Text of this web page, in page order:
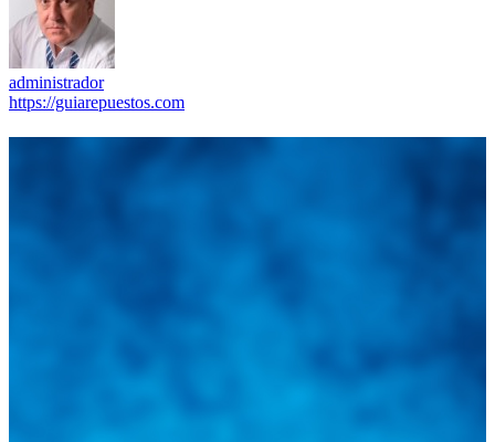
administrador
https://guiarepuestos.com